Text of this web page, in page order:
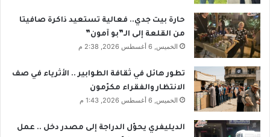
حارة بيت جدي.. فعالية تستعيد ذاكرة صافيتا
من القلعة إلى الـ”بو آمون”
الخميس, 6 أغسطس 2026, 2:38 م
تطور هائل في ثقافة الطوابير .. الأثرياء في صف
الانتظار والفقراء مكرّمون
الخميس, 6 أغسطس 2026, 1:43 م
الديليفري يحوّل الدراجة إلى مصدر دخل .. عمل